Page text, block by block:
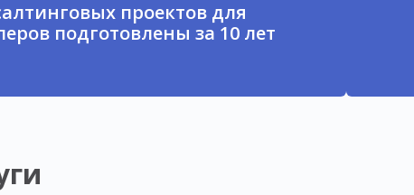
проектов для
подготовлены за 10 лет